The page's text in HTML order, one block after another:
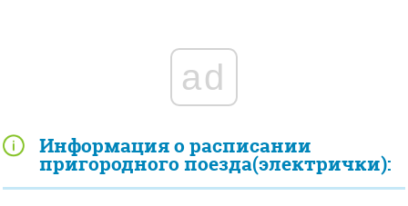
Информация о расписании
пригородного поезда(электрички):
ad